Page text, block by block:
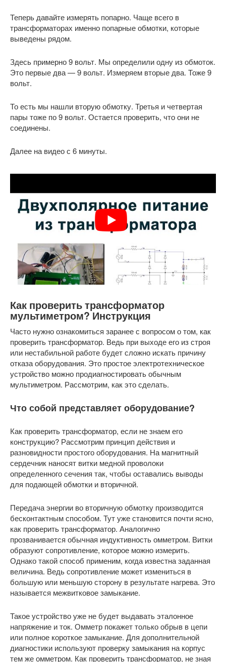
Теперь давайте измерять попарно. Чаще всего в
трансформаторах именно попарные обмотки, которые
выведены рядом.
Здесь примерно 9 вольт. Мы определили одну из обмоток.
Это первые два — 9 вольт. Измеряем вторые два. Тоже 9
вольт.
То есть мы нашли вторую обмотку. Третья и четвертая
пары тоже по 9 вольт. Остается проверить, что они не
соединены.
Далее на видео с 6 минуты.
Как проверить трансформатор
мультиметром? Инструкция
Часто нужно ознакомиться заранее с вопросом о том, как
проверить трансформатор. Ведь при выходе его из строя
или нестабильной работе будет сложно искать причину
отказа оборудования. Это простое электротехническое
устройство можно продиагностировать обычным
мультиметром. Рассмотрим, как это сделать.
Что собой представляет оборудование?
Как проверить трансформатор, если не знаем его
конструкцию? Рассмотрим принцип действия и
разновидности простого оборудования. На магнитный
сердечник наносят витки медной проволоки
определенного сечения так, чтобы оставались выводы
для подающей обмотки и вторичной.
Передача энергии во вторичную обмотку производится
бесконтактным способом. Тут уже становится почти ясно,
как проверить трансформатор. Аналогично
прозванивается обычная индуктивность омметром. Витки
образуют сопротивление, которое можно измерить.
Однако такой способ применим, когда известна заданная
величина. Ведь сопротивление может измениться в
большую или меньшую сторону в результате нагрева. Это
называется межвитковое замыкание.
Такое устройство уже не будет выдавать эталонное
напряжение и ток. Омметр покажет только обрыв в цепи
или полное короткое замыкание. Для дополнительной
диагностики используют проверку замыкания на корпус
тем же омметром. Как проверить трансформатор, не зная